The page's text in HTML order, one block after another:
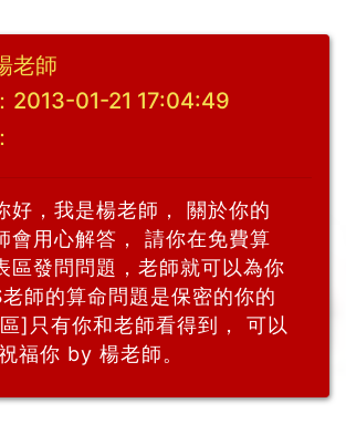
老師
2013-01-21 17:04:49
好，我是楊老師， 關於你的
會用心解答， 請你在免費算
區發問問題，老師就可以為你
師的算命問題是保密的你的
]只有你和老師看得到， 可以
福你 by 楊老師。